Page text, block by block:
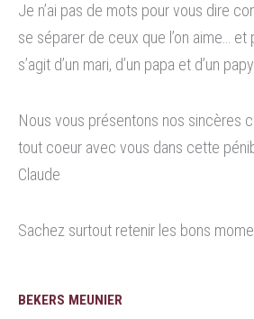
Je n’ai pas de mots pour vous dire
se séparer de ceux que l’on aime… et
s’agit d’un mari, d’un papa et d’un
Nous vous présentons nos sincères
tout coeur avec vous dans cette
Claude
Sachez surtout retenir les bons
BEKERS MEUNIER